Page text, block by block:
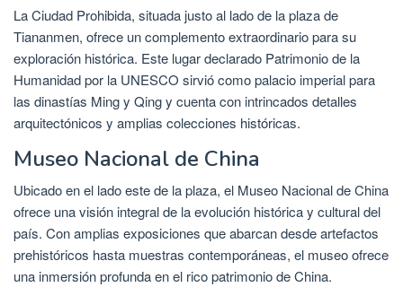
La Ciudad Prohibida, situada justo al lado de la plaza de
Tiananmen, ofrece un complemento extraordinario para su
exploración histórica. Este lugar declarado Patrimonio de la
Humanidad por la UNESCO sirvió como palacio imperial para
las dinastías Ming y Qing y cuenta con intrincados detalles
arquitectónicos y amplias colecciones históricas.
Museo Nacional de China
Ubicado en el lado este de la plaza, el Museo Nacional de China
ofrece una visión integral de la evolución histórica y cultural del
país. Con amplias exposiciones que abarcan desde artefactos
prehistóricos hasta muestras contemporáneas, el museo ofrece
una inmersión profunda en el rico patrimonio de China.